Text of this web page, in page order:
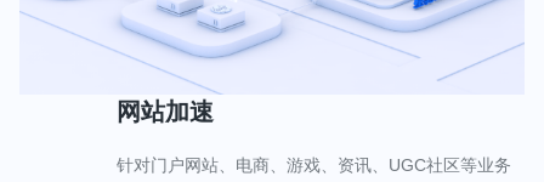
网站加速
针对门户网站、电商、游戏、资讯、UGC社区等业务